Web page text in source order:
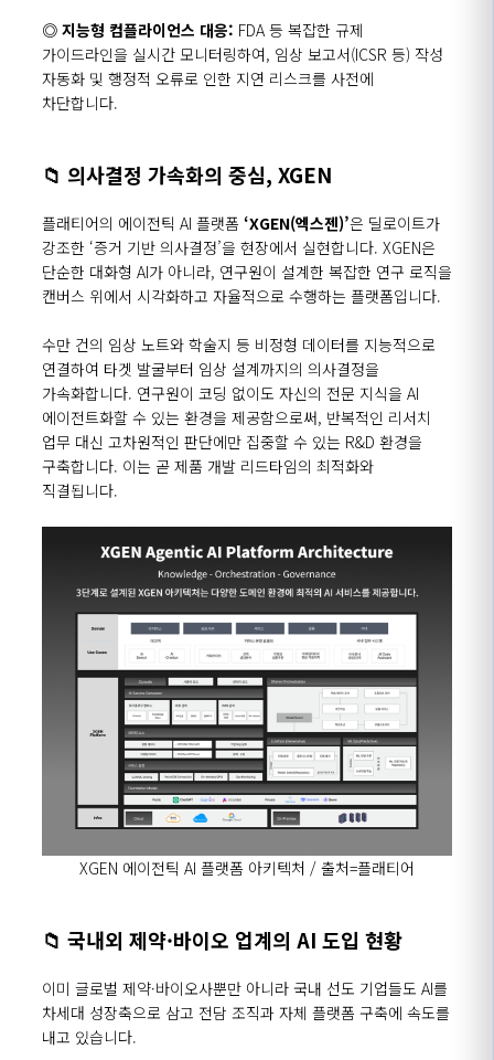
◎ 지능형 컴플라이언스 대응: FDA 등 복잡한 규제
가이드라인을 실시간 모니터링하여, 임상 보고서(ICSR 등) 작성
자동화 및 행정적 오류로 인한 지연 리스크를 사전에
차단합니다.
📁 의사결정 가속화의 중심, XGEN
플래티어의 에이전틱 AI 플랫폼 ‘XGEN(엑스젠)’은 딜로이트가
강조한 ‘증거 기반 의사결정’을 현장에서 실현합니다. XGEN은
단순한 대화형 AI가 아니라, 연구원이 설계한 복잡한 연구 로직을
캔버스 위에서 시각화하고 자율적으로 수행하는 플랫폼입니다.
수만 건의 임상 노트와 학술지 등 비정형 데이터를 지능적으로
연결하여 타겟 발굴부터 임상 설계까지의 의사결정을
가속화합니다. 연구원이 코딩 없이도 자신의 전문 지식을 AI
에이전트화할 수 있는 환경을 제공함으로써, 반복적인 리서치
업무 대신 고차원적인 판단에만 집중할 수 있는 R&D 환경을
구축합니다. 이는 곧 제품 개발 리드타임의 최적화와
직결됩니다.
XGEN 에이전틱 AI 플랫폼 아키텍처 / 출처=플래티어
📁 국내외 제약·바이오 업계의 AI 도입 현황
이미 글로벌 제약·바이오사뿐만 아니라 국내 선도 기업들도 AI를
차세대 성장축으로 삼고 전담 조직과 자체 플랫폼 구축에 속도를
내고 있습니다.